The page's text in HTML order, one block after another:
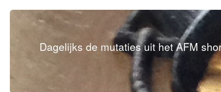
Dagelijks de mutaties uit het AFM